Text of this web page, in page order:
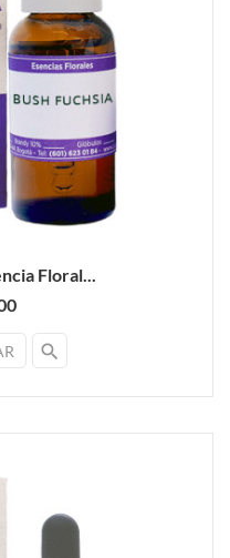
Floral...
search